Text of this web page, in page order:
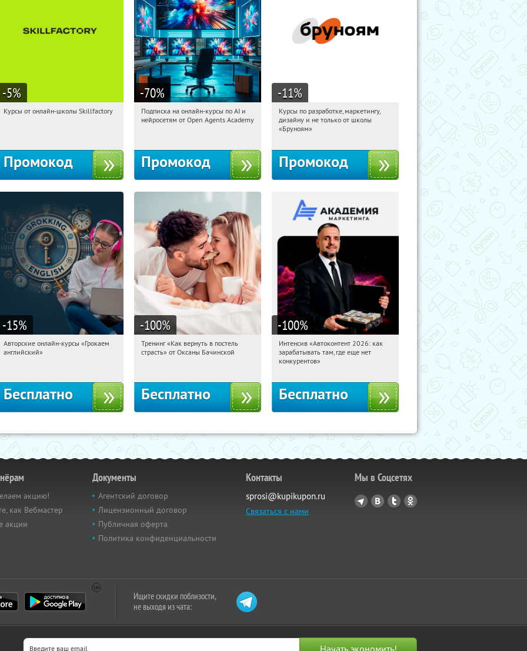
-5%
05:16:58
Получи первым!
Курсы от онлайн-школы Skillfactory
Промокод
-70%
05:16:58 Получили:
Подписка на онлайн-курсы по AI и
нейросетям от Open Agents Academy
Промокод
-11%
05:16:58
Получи первым!
Россия
Курсы по разработке, маркетингу,
дизайну и не только от школы
«Бруноям»
Промокод
-15%
05:16:58 Получили:
Авторские онлайн-курсы «Грокаем
английский»
Бесплатно
-100%
05:16:58 Получили:
Тренинг «Как вернуть в постель
страсть» от Оксаны Бачинской
Бесплатно
-100%
05:16:58 Получили:
Россия
Интенсив «Автоконтент 2026: как
зарабатывать там, где еще нет
конкурентов»
Бесплатно
акцию!
как Вебмастер
акции
Документы
Агентский договор
Лицензионный договор
Публичная оферта
Политика конфиденциальности
Контакты
sprosi@kupikupon.ru
Связаться с нами
Мы в Соцсетях
Ищите скидки поблизости,
не выходя из чата: